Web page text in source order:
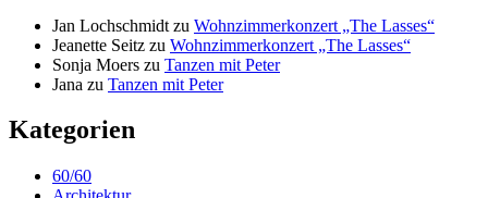
Jan Lochschmidt zu Wohnzimmerkonzert „The Lasses“
Jeanette Seitz zu Wohnzimmerkonzert „The Lasses“
Sonja Moers zu Tanzen mit Peter
Jana zu Tanzen mit Peter
Kategorien
60/60